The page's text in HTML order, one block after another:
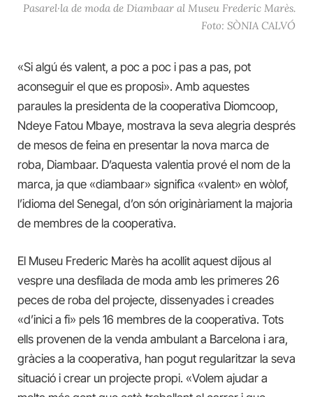
Pasarel·la de moda de Diambaar al Museu Frederic Marès.
Foto: SÒNIA CALVÓ
«Si algú és valent, a poc a poc i pas a pas, pot
aconseguir el que es proposi». Amb aquestes
paraules la presidenta de la cooperativa Diomcoop,
Ndeye Fatou Mbaye, mostrava la seva alegria després
de mesos de feina en presentar la nova marca de
roba, Diambaar. D’aquesta valentia prové el nom de la
marca, ja que «diambaar» significa «valent» en wòlof,
l’idioma del Senegal, d’on són originàriament la majoria
de membres de la cooperativa.
El Museu Frederic Marès ha acollit aquest dijous al
vespre una desfilada de moda amb les primeres 26
peces de roba del projecte, dissenyades i creades
«d’inici a fi» pels 16 membres de la cooperativa. Tots
ells provenen de la venda ambulant a Barcelona i ara,
gràcies a la cooperativa, han pogut regularitzar la seva
situació i crear un projecte propi. «Volem ajudar a